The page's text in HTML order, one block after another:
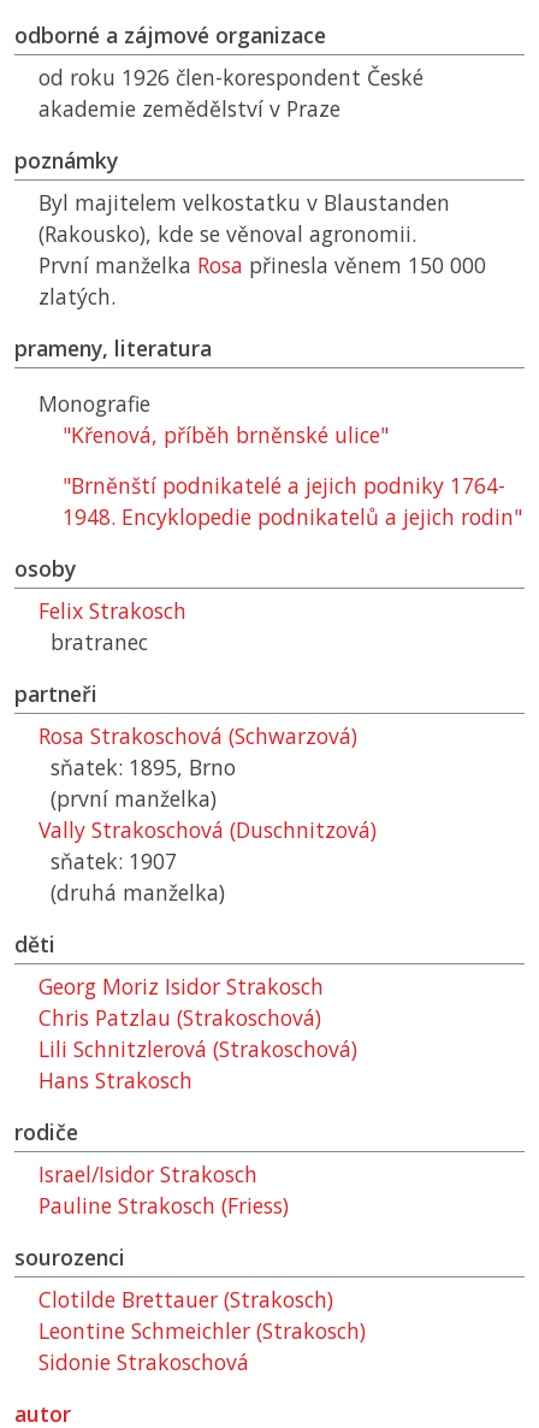
odborné a zájmové organizace
od roku 1926 člen-korespondent České
akademie zemědělství v Praze
poznámky
Byl majitelem velkostatku v Blaustanden
(Rakousko), kde se věnoval agronomii.
První manželka Rosa přinesla věnem 150 000
zlatých.
prameny, literatura
Monografie
"Křenová, příběh brněnské ulice"
"Brněnští podnikatelé a jejich podniky 1764-
1948. Encyklopedie podnikatelů a jejich rodin"
osoby
Felix Strakosch
bratranec
partneři
Rosa Strakoschová (Schwarzová)
sňatek: 1895, Brno
(první manželka)
Vally Strakoschová (Duschnitzová)
sňatek: 1907
(druhá manželka)
děti
Georg Moriz Isidor Strakosch
Chris Patzlau (Strakoschová)
Lili Schnitzlerová (Strakoschová)
Hans Strakosch
rodiče
Israel/Isidor Strakosch
Pauline Strakosch (Friess)
sourozenci
Clotilde Brettauer (Strakosch)
Leontine Schmeichler (Strakosch)
Sidonie Strakoschová
autor